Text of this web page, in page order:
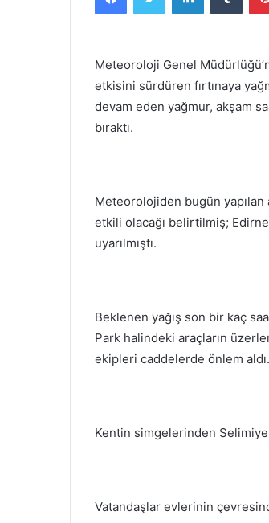
göndermek
Meteoroloji Genel
etkisini sürdüren fırtınaya
devam eden yağmur, akşam
bıraktı.
Meteorolojiden bugün yapılan
etkili olacağı belirtilmiş;
uyarılmıştı.
Beklenen yağış son bir kaç
Park halindeki araçların
ekipleri caddelerde önlem aldı.
Kentin simgelerinden
Vatandaşlar evlerinin